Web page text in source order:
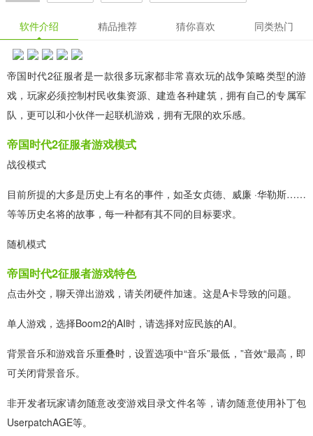
软件介绍 精品推荐 猜你喜欢 同类热门
帝国时代2征服者是一款很多玩家都非常喜欢玩的战争策略类型的游
戏，玩家必须控制村民收集资源、建造各种建筑，拥有自己的专属军
队，更可以和小伙伴一起联机游戏，拥有无限的欢乐感。
帝国时代2征服者游戏模式
战役模式
目前所提的大多是历史上有名的事件，如圣女贞德、威廉 ·华勒斯……
等等历史名将的故事，每一种都有其不同的目标要求。
随机模式
帝国时代2征服者游戏特色
点击外交，聊天弹出游戏，请关闭硬件加速。这是A卡导致的问题。
单人游戏，选择Boom2的AI时，请选择对应民族的AI。
背景音乐和游戏音乐重叠时，设置选项中“音乐”最低，”音效“最高，即
可关闭背景音乐。
非开发者玩家请勿随意改变游戏目录文件名等，请勿随意使用补丁包
UserpatchAGE等。